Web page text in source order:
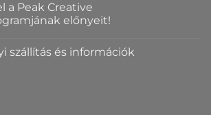
a Peak Creative
előnyeit!
szállítás és információk